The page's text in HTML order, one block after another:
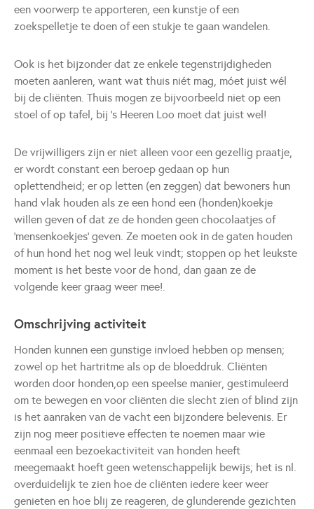
een voorwerp te apporteren, een kunstje of een
zoekspelletje te doen of een stukje te gaan wandelen.
Ook is het bijzonder dat ze enkele tegenstrijdigheden
moeten aanleren, want wat thuis niét mag, móet juist wél
bij de cliënten. Thuis mogen ze bijvoorbeeld niet op een
stoel of op tafel, bij ’s Heeren Loo moet dat juist wel!
De vrijwilligers zijn er niet alleen voor een gezellig praatje,
er wordt constant een beroep gedaan op hun
oplettendheid; er op letten (en zeggen) dat bewoners hun
hand vlak houden als ze een hond een (honden)koekje
willen geven of dat ze de honden geen chocolaatjes of
'mensenkoekjes' geven. Ze moeten ook in de gaten houden
of hun hond het nog wel leuk vindt; stoppen op het leukste
moment is het beste voor de hond, dan gaan ze de
volgende keer graag weer mee!.
Omschrijving activiteit
Honden kunnen een gunstige invloed hebben op mensen;
zowel op het hartritme als op de bloeddruk. Cliënten
worden door honden,op een speelse manier, gestimuleerd
om te bewegen en voor cliënten die slecht zien of blind zijn
is het aanraken van de vacht een bijzondere belevenis. Er
zijn nog meer positieve effecten te noemen maar wie
eenmaal een bezoekactiviteit van honden heeft
meegemaakt hoeft geen wetenschappelijk bewijs; het is nl.
overduidelijk te zien hoe de cliënten iedere keer weer
genieten en hoe blij ze reageren, de glunderende gezichten